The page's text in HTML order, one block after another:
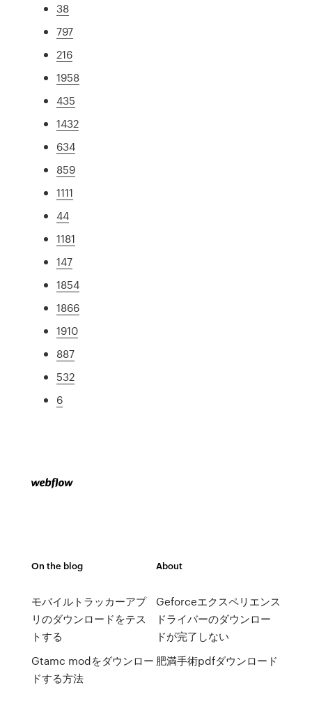
38
797
216
1958
435
1432
634
859
1111
44
1181
147
1854
1866
1910
887
532
6
On the blog
モバイルトラッカーアプ
リのダウンロードをテス
トする
Gtamc modをダウンロー
ドする方法
About
Geforceエクスペリエンス
ドライバーのダウンロー
ドが完了しない
肥満手術pdfダウンロード